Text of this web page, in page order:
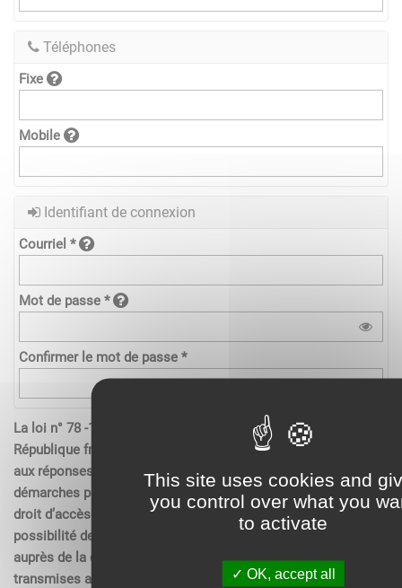
This site uses cookies and
you control over what you
to activate
OK, accept all
Téléphones
Fixe
Mobile
Identifiant de connexion
Courriel *
Mot de passe *
Confirmer le mot de passe *
La loi n° 78 -17 du 6 janvier 1978 relative à l’informatique de la
République française, aux fichiers et aux libertés s’applique
aux réponses contenues dans les demandes effectués sur les
démarches pour les personnes physiques. Elle garantit un
droit d’accès aux données nominatives les concernant et la
possibilité de rectification. Ces droits peuvent être exercés
auprès de la collectivité. Les données recueillies seront
transmises aux services compétents pour l’instruction de